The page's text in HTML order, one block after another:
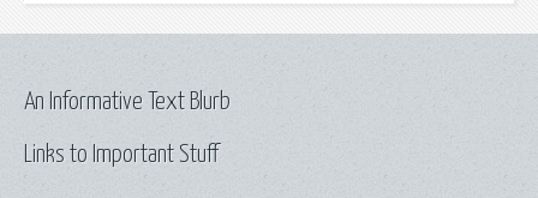
Links to Important Stuff
An Informative Text Blurb